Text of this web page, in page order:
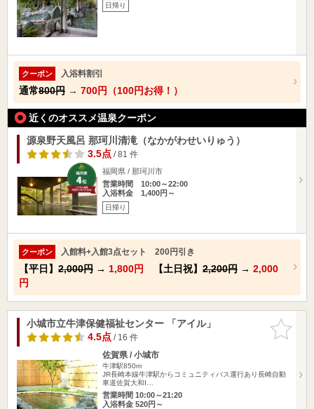
日帰り
クーポン 入浴料割引
通常800円 → 700円（100円お得！）
近くのオススメ温泉クーポン
源泉野天風呂 那珂川清滝（なかがわせいりゅう）
3.5点/ 81 件
福岡県 / 那珂川市
営業時間 10:00～22:00
入浴料金 1,400円～
日帰り
クーポン 入館料+入館3点セット 200円引き
【平日】 2,000円 → 1,800円 【土日祝】 2,200円 → 2,000
円
お気に入
りに追加
小城市立牛津保健福祉センター 「アイル」
4.5点/ 16 件
佐賀県 / 小城市
牛津駅850m
JR長崎本線牛津駅からコミュニティバス運行あり長崎自動
車道佐賀大和I…
営業時間 10:00～21:20
入浴料金 520円～